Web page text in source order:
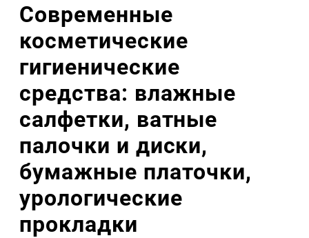
Современные
косметические
гигиенические
средства: влажные
салфетки, ватные
палочки и диски,
бумажные платочки,
урологические
прокладки